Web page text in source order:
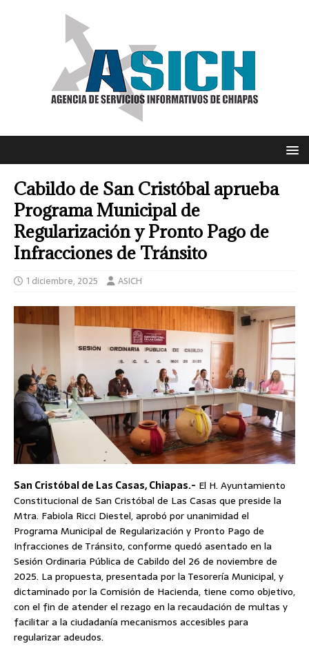
Cabildo de San Cristóbal aprueba
Programa Municipal de
Regularización y Pronto Pago de
Infracciones de Tránsito
1 diciembre, 2025 ASICH
San Cristóbal de Las Casas, Chiapas.- El H. Ayuntamiento
Constitucional de San Cristóbal de Las Casas que preside la
Mtra. Fabiola Ricci Diestel, aprobó por unanimidad el
Programa Municipal de Regularización y Pronto Pago de
Infracciones de Tránsito, conforme quedó asentado en la
Sesión Ordinaria Pública de Cabildo del 26 de noviembre de
2025. La propuesta, presentada por la Tesorería Municipal, y
dictaminado por la Comisión de Hacienda, tiene como objetivo,
con el fin de atender el rezago en la recaudación de multas y
facilitar a la ciudadanía mecanismos accesibles para
regularizar adeudos.